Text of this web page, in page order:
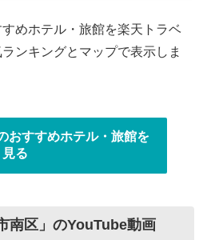
めホテル・旅館を楽天トラベ
ンキングとマップで表示しま
おすすめホテル・旅館を
見る
南区」のYouTube動画